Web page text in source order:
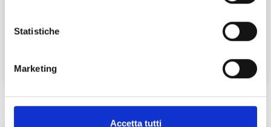
Statistiche
Marketing
Accetta tutti
Leggi tutto →